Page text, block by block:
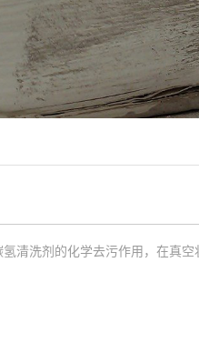
清洗剂的化学去污作用，在真